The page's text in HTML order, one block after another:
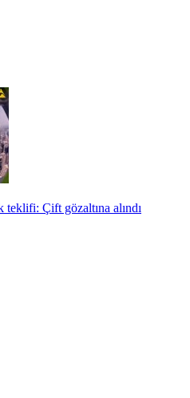
Çift gözaltına alındı